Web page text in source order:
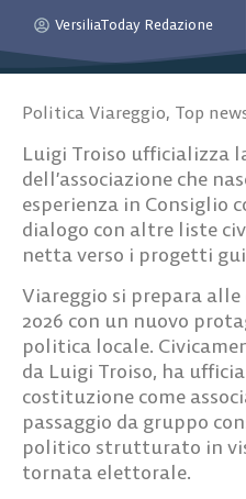
VersiliaToday Redazione
Politica Viareggio, Top
Luigi Troiso ufficializza
dell’associazione che
esperienza in Consiglio
dialogo con altre liste
netta verso i progetti
Viareggio si prepara
2026 con un nuovo
politica locale.
da Luigi Troiso, ha
costituzione come
passaggio da gruppo
politico strutturato in
tornata elettorale.